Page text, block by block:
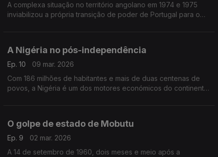
A complexa situação no território angolano em 1974 e 1975
inviabilizou a própria transição de poder de Portugal para o
A Nigéria no pós-independência
Ep. 10
09 mar. 2026
Com 186 milhões de habitantes e mais de duas centenas de
povos, a Nigéria é um dos motores económicos do continente
O golpe de estado de Mobutu
Ep. 9
02 mar. 2026
A 14 de setembro de 1960, dois meses e meio após a